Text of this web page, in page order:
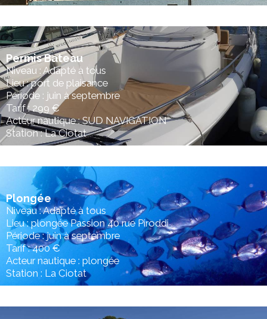
Permis Bateau
Niveau : Adapté à tous
Lieu : port de plaisance
Période : juin à septembre
Tarif : 299 €
Acteur nautique : SUD NAVIGATION
Station : La Ciotat
Plongée
Niveau : Adapté à tous
Lieu : plongée Passion 40 rue Piroddi
Période : juin à septembre
Tarif : 400 €
Acteur nautique : plongée
Station : La Ciotat